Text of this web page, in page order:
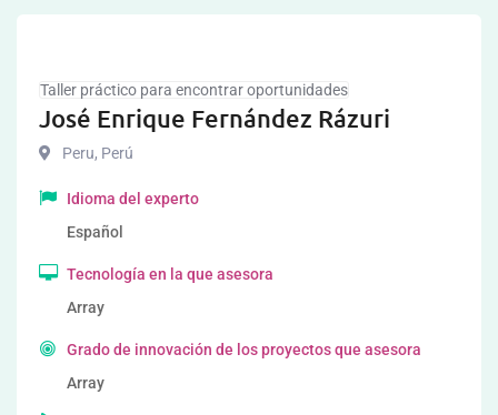
Taller práctico para encontrar oportunidades
José Enrique Fernández Rázuri
Peru, Perú
Idioma del experto
Español
Tecnología en la que asesora
Array
Grado de innovación de los proyectos que asesora
Array